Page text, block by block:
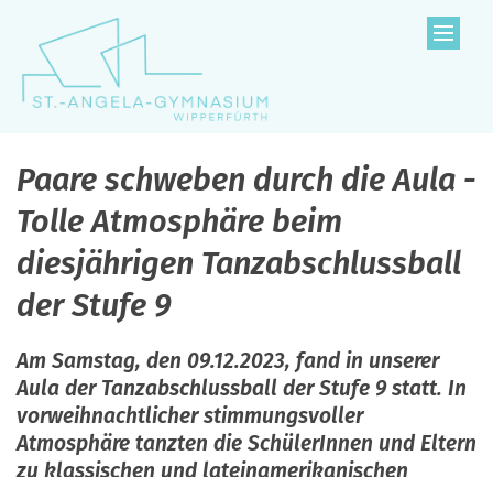
Zum Inhalt springen
Paare schweben durch die Aula -
Tolle Atmosphäre beim
diesjährigen Tanzabschlussball
der Stufe 9
Am Samstag, den 09.12.2023, fand in unserer
Aula der Tanzabschlussball der Stufe 9 statt. In
vorweihnachtlicher stimmungsvoller
Atmosphäre tanzten die SchülerInnen und Eltern
zu klassischen und lateinamerikanischen